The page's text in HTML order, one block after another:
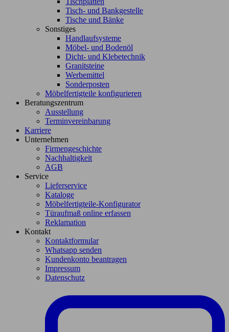
Tisch- und Bankgestelle
Tische und Bänke
Sonstiges
Handlaufsysteme
Möbel- und Bodenöl
Dicht- und Klebetechnik
Granitsteine
Werbemittel
Sonderposten
Möbelfertigteile konfigurieren
Beratungszentrum
Ausstellung
Terminvereinbarung
Karriere
Unternehmen
Firmengeschichte
Nachhaltigkeit
AGB
Service
Lieferservice
Kataloge
Möbelfertigteile-Konfigurator
Türaufmaß online erfassen
Reklamation
Kontakt
Kontaktformular
Whatsapp senden
Kundenkonto beantragen
Impressum
Datenschutz